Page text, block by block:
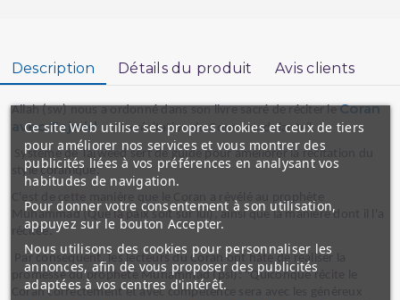
Description Détails du produit Avis clients
Coran
avec Tajwid ... "La récitation du Coran modulante".
Système de Tajweed sert de guide pour améliorer la récitation du
style coranique.
C'est de cette manière que le Coran a révélé au prophète
Muhammad (Que la paix soit sur lui), ainsi que la manière dont il l'a
récitée.
Par conséquent, les lecteurs du Coran ont hâte de réaliser la
promesse du prophète Muhammad (psl): "Quiconque récite le
Coran correctement et avec compétence sera avec les généreux
Ce site Web utilise ses propres cookies et ceux de tiers
pour améliorer nos services et vous montrer des
publicités liées à vos préférences en analysant vos
habitudes de navigation.
Pour donner votre consentement à son utilisation,
appuyez sur le bouton Accepter.
Nous utilisons des cookies pour personnaliser les
annonces, afin de vous proposer des publicités
adaptées à vos centres d'intérêt.